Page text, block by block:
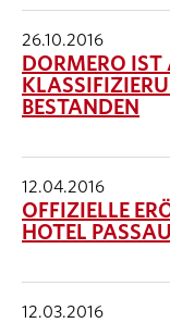
26.10.2016
DORMERO IST
BESTANDEN
12.04.2016
OFFIZIELLE
HOTEL PASSAU
12.03.2016